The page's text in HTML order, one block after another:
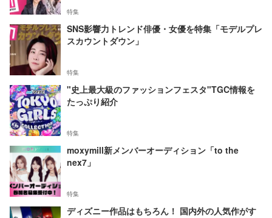
特集
SNS影響力トレンド俳優・女優を特集「モデルプレ
スカウントダウン」
特集
"史上最大級のファッションフェスタ"TGC情報を
たっぷり紹介
特集
moxymill新メンバーオーディション「to the
nex7」
特集
ディズニー作品はもちろん！ 国内外の人気作がす